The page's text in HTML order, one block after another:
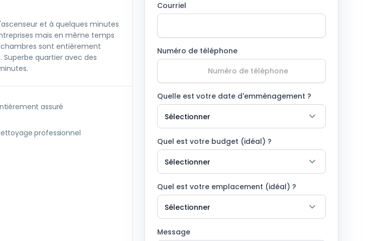
et à quelques minutes
mais en même temps
sont entièrement
quartier avec des
assuré
professionnel
Courriel
Numéro de téléphone
Quelle est votre date d'emménagement ?
Quel est votre budget (idéal) ?
Quel est votre emplacement (idéal) ?
Message